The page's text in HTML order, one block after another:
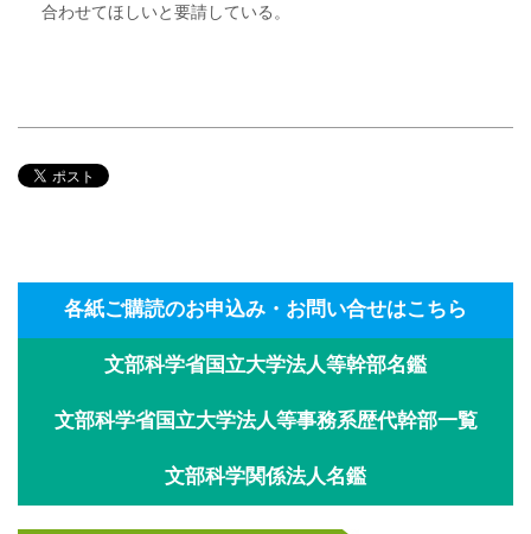
合わせてほしいと要請している。
各紙ご購読のお申込み・お問い合せはこちら
文部科学省国立大学法人等幹部名鑑
文部科学省国立大学法人等事務系歴代幹部一覧
文部科学関係法人名鑑